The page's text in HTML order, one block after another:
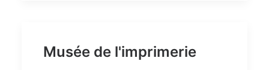
Musée de l'imprimerie